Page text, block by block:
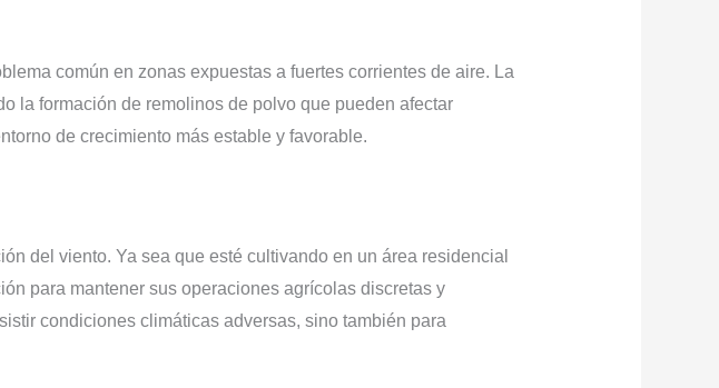
común en zonas expuestas a fuertes corrientes de aire. La
la formación de remolinos de polvo que pueden afectar
de crecimiento más estable y favorable.
del viento. Ya sea que esté cultivando en un área residencial
para mantener sus operaciones agrícolas discretas y
condiciones climáticas adversas, sino también para